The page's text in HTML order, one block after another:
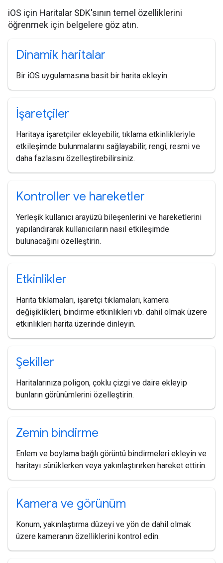
iOS için Haritalar SDK'sının temel özelliklerini
öğrenmek için belgelere göz atın.
Dinamik haritalar
Bir iOS uygulamasına basit bir harita ekleyin.
İşaretçiler
Haritaya işaretçiler ekleyebilir, tıklama etkinlikleriyle
etkileşimde bulunmalarını sağlayabilir, rengi, resmi ve
daha fazlasını özelleştirebilirsiniz.
Kontroller ve hareketler
Yerleşik kullanıcı arayüzü bileşenlerini ve hareketlerini
yapılandırarak kullanıcıların nasıl etkileşimde
bulunacağını özelleştirin.
Etkinlikler
Harita tıklamaları, işaretçi tıklamaları, kamera
değişiklikleri, bindirme etkinlikleri vb. dahil olmak üzere
etkinlikleri harita üzerinde dinleyin.
Şekiller
Haritalarınıza poligon, çoklu çizgi ve daire ekleyip
bunların görünümlerini özelleştirin.
Zemin bindirme
Enlem ve boylama bağlı görüntü bindirmeleri ekleyin ve
haritayı sürüklerken veya yakınlaştırırken hareket ettirin.
Kamera ve görünüm
Konum, yakınlaştırma düzeyi ve yön de dahil olmak
üzere kameranın özelliklerini kontrol edin.